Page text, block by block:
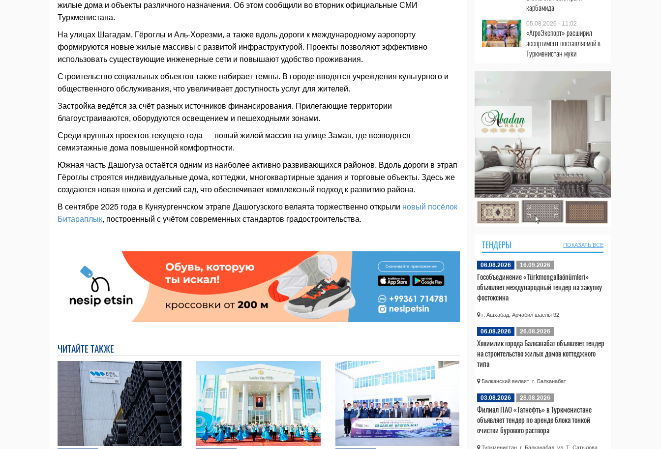
жилые дома и объекты различного назначения. Об этом сообщили во вторник официальные СМИ
Туркменистана.
На улицах Шагадам, Гёроглы и Аль-Хорезми, а также вдоль дороги к международному аэропорту
формируются новые жилые массивы с развитой инфраструктурой. Проекты позволяют эффективно
использовать существующие инженерные сети и повышают удобство проживания.
Строительство социальных объектов также набирает темпы. В городе вводятся учреждения культурного и
общественного обслуживания, что увеличивает доступность услуг для жителей.
Застройка ведётся за счёт разных источников финансирования. Прилегающие территории
благоустраиваются, оборудуются освещением и пешеходными зонами.
Среди крупных проектов текущего года — новый жилой массив на улице Заман, где возводятся
семиэтажные дома повышенной комфортности.
Южная часть Дашогуза остаётся одним из наиболее активно развивающихся районов. Вдоль дороги в этрап
Гёроглы строятся индивидуальные дома, коттеджи, многоквартирные здания и торговые объекты. Здесь же
создаются новая школа и детский сад, что обеспечивает комплексный подход к развитию района.
В сентябре 2025 года в Куняургенчском этрапе Дашогузского велаята торжественно открыли новый посёлок
Битараплык, построенный с учётом современных стандартов градостроительства.
ЧИТАЙТЕ ТАКЖЕ
карбамида
05.08.2026 - 11:02
«АгроЭкспорт» расширил
ассортимент поставляемой в
Туркменистан муки
ТЕНДЕРЫ ПОКАЗАТЬ ВСЕ
06.08.2026 16.09.2026
Гособъединение «Türkmengallaönümleri»
объявляет международный тендер на закупку
фостоксина
г. Ашхабад, Арчабил шаёлы 92
06.08.2026 26.08.2026
Хякимлик города Балканабат объявляет тендер
на строительство жилых домов коттеджного
типа
Балканский велаят, г. Балканабат
03.08.2026 28.08.2026
Филиал ПАО «Татнефть» в Туркменистане
объявляет тендер по аренде блока тонкой
очистки бурового раствора
Туркменистан, г. Балканабад, ул. Т. Сатылова,